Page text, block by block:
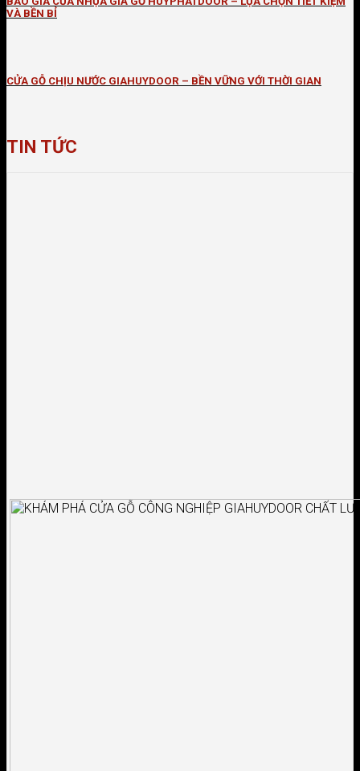
VÀ BỀN BỈ
CỬA GỖ CHỊU NƯỚC GIAHUYDOOR – BỀN VỮNG VỚI THỜI GIAN
TIN TỨC